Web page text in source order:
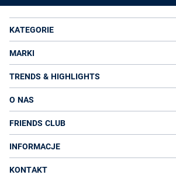
KATEGORIE
MARKI
TRENDS & HIGHLIGHTS
O NAS
FRIENDS CLUB
INFORMACJE
KONTAKT